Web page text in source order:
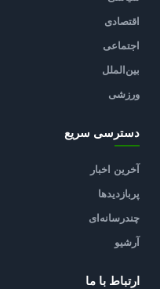
اقتصادی
اجتماعی
بین‌الملل
ورزشی
دسترسی سریع
آخرین اخبار
پربازدیدها
چندرسانه‌ای
آرشیو
ارتباط با ما